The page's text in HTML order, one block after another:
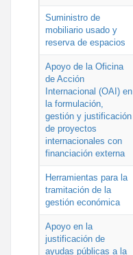
Suministro de
mobiliario usado y
reserva de espacios
Apoyo de la Oficina
de Acción
Internacional (OAI) en
la formulación,
gestión y justificación
de proyectos
internacionales con
financiación externa
Herramientas para la
tramitación de la
gestión económica
Apoyo en la
justificación de
ayudas públicas a la